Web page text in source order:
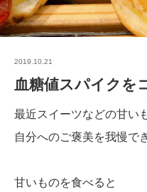
2019.10.21
血糖値スパイクを
最近スイーツなどの甘い
自分へのご褒美を我慢で
甘いものを食べると